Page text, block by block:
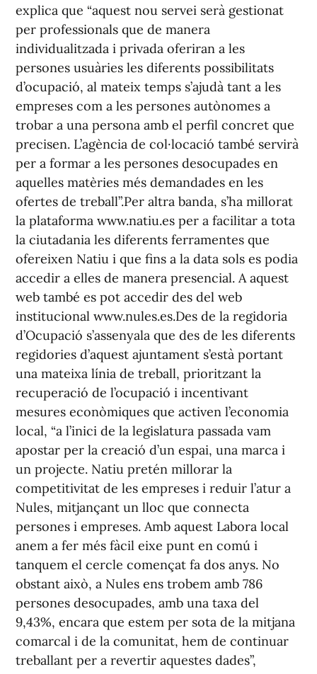
explica que “aquest nou servei serà gestionat
per professionals que de manera
individualitzada i privada oferiran a les
persones usuàries les diferents possibilitats
d’ocupació, al mateix temps s’ajudà tant a les
empreses com a les persones autònomes a
trobar a una persona amb el perfil concret que
precisen. L’agència de col·locació també servirà
per a formar a les persones desocupades en
aquelles matèries més demandades en les
ofertes de treball”.Per altra banda, s’ha millorat
la plataforma www.natiu.es per a facilitar a tota
la ciutadania les diferents ferramentes que
ofereixen Natiu i que fins a la data sols es podia
accedir a elles de manera presencial. A aquest
web també es pot accedir des del web
institucional www.nules.es.Des de la regidoria
d’Ocupació s’assenyala que des de les diferents
regidories d’aquest ajuntament s’està portant
una mateixa línia de treball, prioritzant la
recuperació de l’ocupació i incentivant
mesures econòmiques que activen l’economia
local, “a l’inici de la legislatura passada vam
apostar per la creació d’un espai, una marca i
un projecte. Natiu pretén millorar la
competitivitat de les empreses i reduir l’atur a
Nules, mitjançant un lloc que connecta
persones i empreses. Amb aquest Labora local
anem a fer més fàcil eixe punt en comú i
tanquem el cercle començat fa dos anys. No
obstant això, a Nules ens trobem amb 786
persones desocupades, amb una taxa del
9,43%, encara que estem per sota de la mitjana
comarcal i de la comunitat, hem de continuar
treballant per a revertir aquestes dades”,